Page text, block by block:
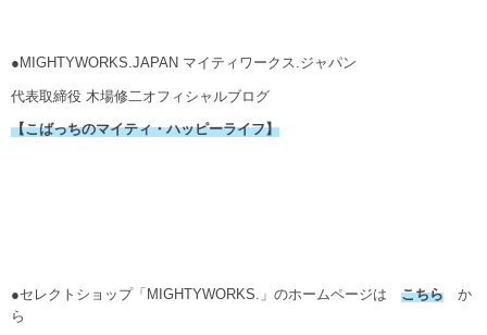
●MIGHTYWORKS.JAPAN マイティワークス.ジャパン
代表取締役 木場修二オフィシャルブログ
【こばっちのマイティ・ハッピーライフ】
●セレクトショップ「MIGHTYWORKS.」のホームページは こちら か
ら